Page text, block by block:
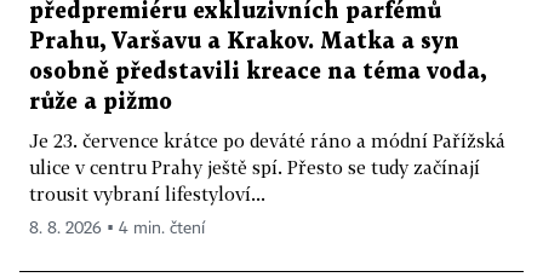
předpremiéru exkluzivních parfémů
Prahu, Varšavu a Krakov. Matka a syn
osobně představili kreace na téma voda,
růže a pižmo
Je 23. července krátce po deváté ráno a módní Pařížská
ulice v centru Prahy ještě spí. Přesto se tudy začínají
trousit vybraní lifestyloví...
8. 8. 2026 ▪ 4 min. čtení